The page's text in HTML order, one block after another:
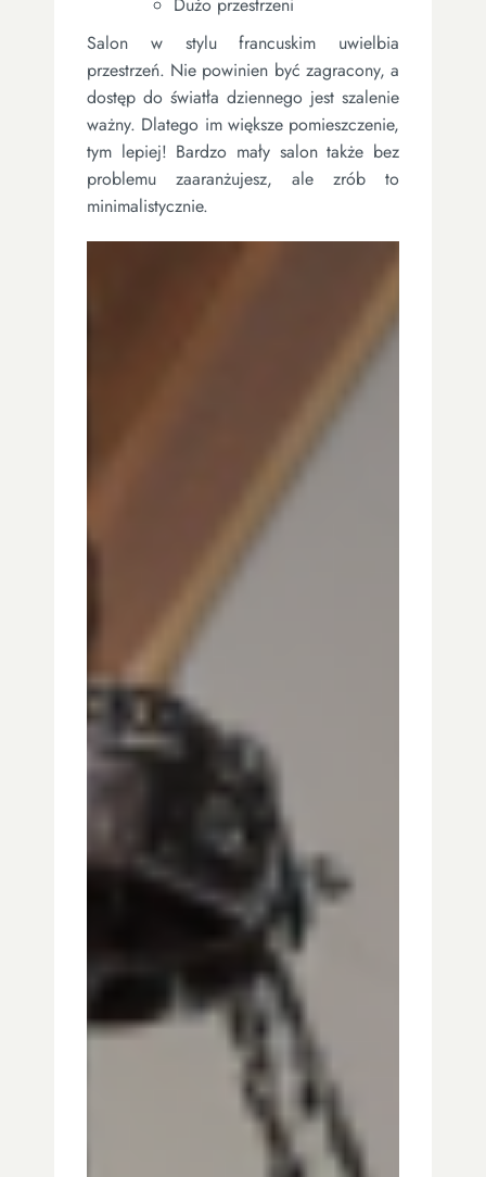
Salon w stylu francuskim uwielbia
przestrzeń. Nie powinien być zagracony, a
dostęp do światła dziennego jest szalenie
ważny. Dlatego im większe pomieszczenie,
tym lepiej! Bardzo mały salon także bez
problemu zaaranżujesz, ale zrób to
minimalistycznie.